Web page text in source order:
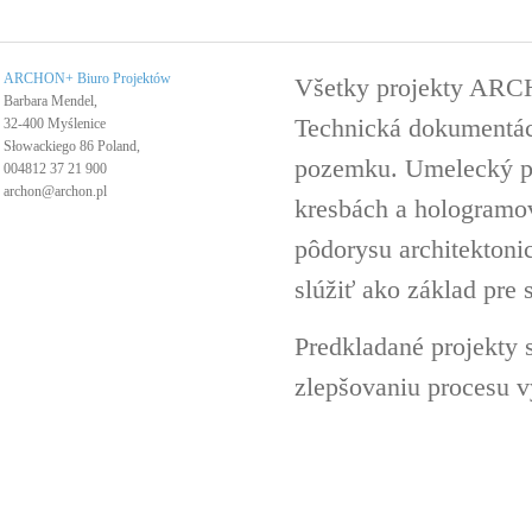
ARCHON+ Biuro Projektów
Barbara Mendel,
32-400 Myślenice
Słowackiego 86 Poland,
004812 37 21 900
archon@archon.pl
Všetky projekty
Technická
pozemku. Umelecký
kresbách a
pôdorysu
slúžiť ako základ pre
Predkladané
zlepšovaniu procesu